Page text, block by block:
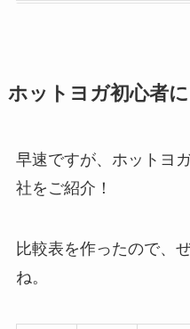
ホットヨガ初心者
早速ですが、 ホットヨ
社をご紹介！
比較表を作ったので、
ね。